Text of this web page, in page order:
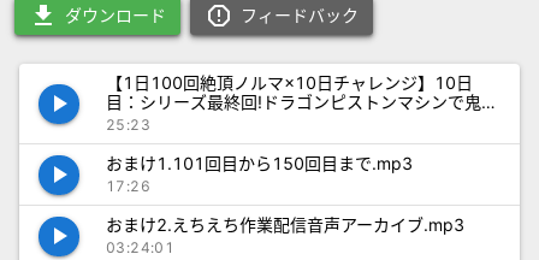
download ダウンロード report_gmailerrorred フィードバック
play_arrow
【1日100回絶頂ノルマ×10日チャレンジ】10日
目：シリーズ最終回!ドラゴンピストンマシンで鬼イ
カセ.mp3
25:23
play_arrow おまけ1.101回目から150回目まで.mp3
17:26
play_arrow おまけ2.えちえち作業配信音声アーカイブ.mp3
03:24:01